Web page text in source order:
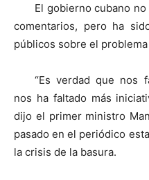
El gobierno cubano
comentarios, pero ha
públicos sobre el
“Es verdad que nos
nos ha faltado más
dijo el primer ministro
pasado en el periódico
la crisis de la basura.